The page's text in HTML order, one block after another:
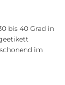
bis 40 Grad in
im